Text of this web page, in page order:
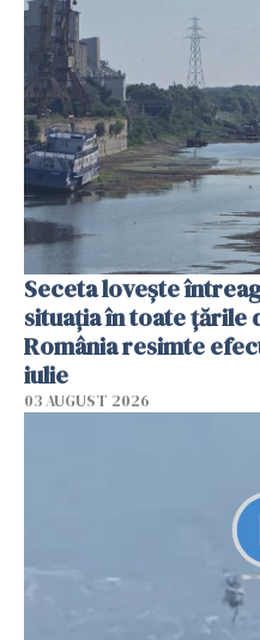
Seceta lovește
situația în toate țările
România resimte
iulie
03 AUGUST 2026